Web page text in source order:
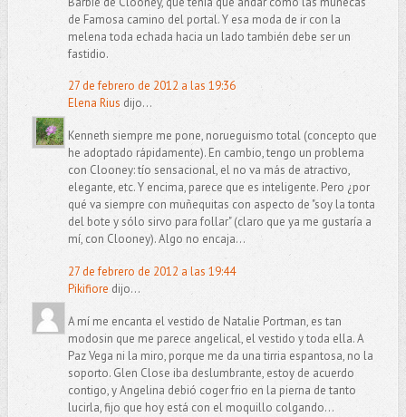
de Famosa camino del portal. Y esa moda de ir con la
melena toda echada hacia un lado también debe ser un
fastidio.
27 de febrero de 2012 a las 19:36
Elena Rius dijo...
Kenneth siempre me pone, norueguismo total (concepto que
he adoptado rápidamente). En cambio, tengo un problema
con Clooney: tío sensacional, el no va más de atractivo,
elegante, etc. Y encima, parece que es inteligente. Pero ¿por
qué va siempre con muñequitas con aspecto de "soy la tonta
del bote y sólo sirvo para follar" (claro que ya me gustaría a
mí, con Clooney). Algo no encaja...
27 de febrero de 2012 a las 19:44
Pikifiore dijo...
A mí me encanta el vestido de Natalie Portman, es tan
modosin que me parece angelical, el vestido y toda ella. A
Paz Vega ni la miro, porque me da una tirria espantosa, no la
soporto. Glen Close iba deslumbrante, estoy de acuerdo
contigo, y Angelina debió coger frio en la pierna de tanto
lucirla, fijo que hoy está con el moquillo colgando...